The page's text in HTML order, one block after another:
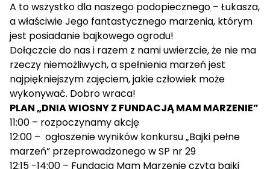
A to wszystko dla naszego podopiecznego – Łukasza,
a właściwie Jego fantastycznego marzenia, którym
jest posiadanie bajkowego ogrodu!
Dołączcie do nas i razem z nami uwierzcie, że nie ma
rzeczy niemożliwych, a spełnienia marzeń jest
najpiękniejszym zajęciem, jakie człowiek może
wykonywać. Dobro wraca!
PLAN „DNIA WIOSNY Z FUNDACJĄ MAM MARZENIE”
11:00 – rozpoczynamy akcję
12:00 – ogłoszenie wyników konkursu „Bajki pełne
marzeń” przeprowadzonego w SP nr 29
12:15 -14:00 – Fundacja Mam Marzenie czyta bajki